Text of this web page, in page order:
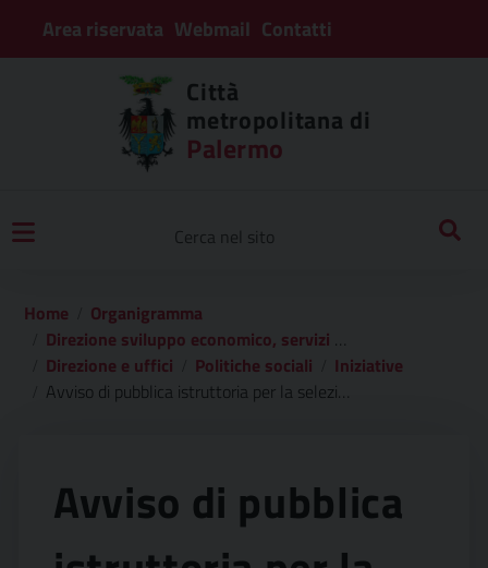
Area riservata Webmail Contatti
Città
metropolitana di
Palermo
Home
Organigramma
Direzione sviluppo economico, servizi sociali, turistici e culturali
Direzione e uffici
Politiche sociali
Iniziative
Avviso di pubblica istruttoria per la selezione di partners privati per la co-progettazione relativa all’avviso di progetti a valenza territoriale finanziati a valere sul fondo europeo per l’integrazione
Avviso di pubblica